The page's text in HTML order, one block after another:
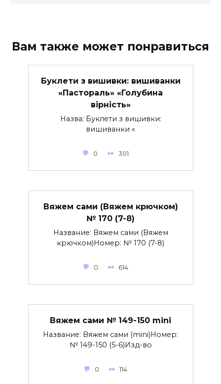
Вам также может понравиться
Буклети з вишивки: вишиванки
«Пастораль» «Голубина
вірність»
Назва: Буклети з вишивки:
вишиванки «
0 301
Вяжем сами (Вяжем крючком)
№ 170 (7-8)
Название: Вяжем сами (Вяжем
крючком)Номер: № 170 (7-8)
0 614
Вяжем сами № 149-150 mini
Название: Вяжем сами (mini)Номер:
№ 149-150 (5-6)Изд-во
0 114